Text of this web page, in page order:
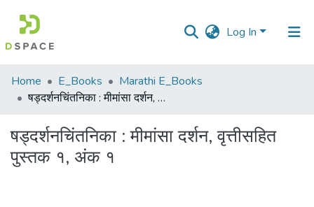
Log In
Communities
&
All of DSpace
Home E_Books
Marathi E_Books
षड्दर्शनचिंतनिका : मीमांसा दर्शन, वृत्तीसहित पुस्तक १, अंक १
षड्दर्शनचिंतनिका : मीमांसा दर्शन, वृत्तीसहित
पुस्तक १, अंक १